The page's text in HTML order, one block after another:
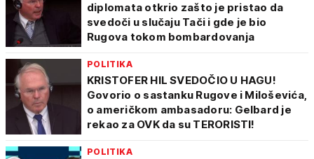
diplomata otkrio zašto je pristao da
svedoči u slučaju Tači i gde je bio
Rugova tokom bombardovanja
POLITIKA
KRISTOFER HIL SVEDOČIO U HAGU!
Govorio o sastanku Rugove i Miloševića,
o američkom ambasadoru: Gelbard je
rekao za OVK da su TERORISTI!
POLITIKA